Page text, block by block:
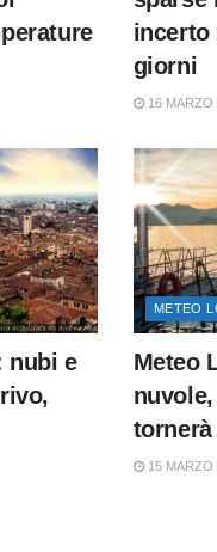
incerto
giorni
16 MARZO
nubi e
METEO
Meteo
tornerà
15 MARZO